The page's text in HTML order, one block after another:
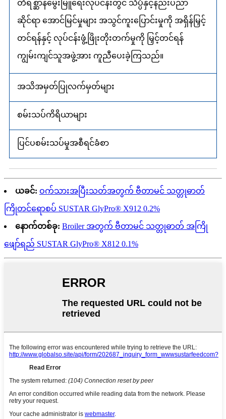
တိရစ္ဆာန်မွေးမြူရေးလုပ်ငန်းတွင် သိပ္ပံနှင့်နည်းပညာ
ဆိုင်ရာ အောင်မြင်မှုများ အသွင်ကူးပြောင်းမှုကို အရှိန်မြှင့်
တင်ရန်နှင့် လုပ်ငန်းဖွံ့ဖြိုးတိုးတက်မှုကို မြှင့်တင်ရန်
ကျွမ်းကျင်သူအဖွဲ့အား ကူညီပေးခဲ့ကြသည်။
အသိအမှတ်ပြုလက်မှတ်များ
စမ်းသပ်ကိရိယာများ
ပြင်ပစမ်းသပ်မှုအစီရင်ခံစာ
ယခင်: ဝက်သားအပြီးသတ်အတွက် ဗီတာမင် သတ္တုဓာတ်
ကြိုတင်ရောစပ် SUSTAR GlyPro® X912 0.2%
နောက်တစ်ခု: Broiler အတွက် ဗီတာမင် သတ္တုဓာတ် အကြို
ဖျော်ရည် SUSTAR GlyPro® X812 0.1%